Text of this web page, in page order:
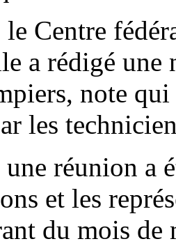
Centre
a rédigé
note
les
réunion a
et les
du mois de